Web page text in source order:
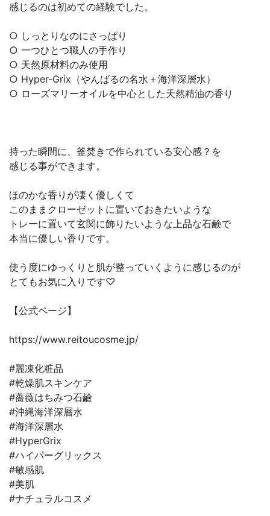
感じるのは初めての経験でした。
○ しっとりなのにさっぱり
○ 一つひとつ職人の手作り
○ 天然原材料のみ使用
○ Hyper-Grix（やんばるの名水＋海洋深層水）
○ ローズマリーオイルを中心とした天然精油の香り
持った瞬間に、釜焚きで作られている安心感？を
感じる事ができます。
ほのかな香りが凄く優しくて
このままクローゼットに置いておきたいような
トレーに置いて玄関に飾りたいような上品な石鹸で
本当に優しい香りです。
使う度にゆっくりと肌が整っていくように感じるのが
とてもお気に入りです♡
【公式ページ】
https://www.reitoucosme.jp/
#麗凍化粧品
#乾燥肌スキンケア
#薔薇はちみつ石鹼
#沖縄海洋深層水
#海洋深層水
#HyperGrix
#ハイパーグリックス
#敏感肌
#美肌
#ナチュラルコスメ